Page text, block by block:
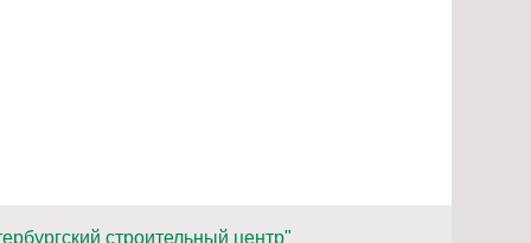
строительный центр"